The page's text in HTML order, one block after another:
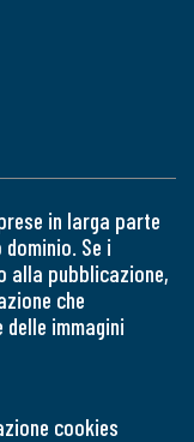
in larga parte
Se i
alla pubblicazione,
che
immagini
cookies